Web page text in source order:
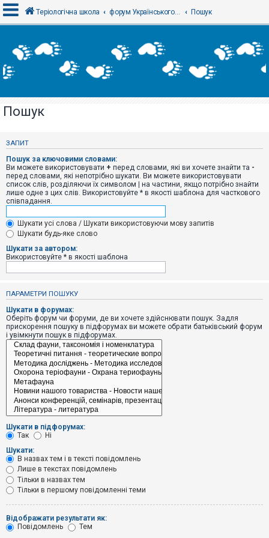
х
і
Р
с
р
а
ц
і
я
Т
е
м
и
б
і
п
о
в
і
д
в
н
т
е
м
и
о
ш
Теріологічна школа форум Українського теріологічного товариства Пошук
Пошук
ЗАПИТ
Пошук за ключовими словами:
Ви можете використовувати + перед словами, які ви хочете знайти та -
перед словами, які непотрібно шукати. Ви можете використовувати
список слів, розділяючи їх символом | на частини, якщо потрібно знайти
лише одне з цих слів. Використовуйте * в якості шаблона для часткового
співпадання.
Шукати усі слова / Шукати використовуючи мову запитів
Шукати будь-яке слово
Шукати за автором:
Використовуйте * в якості шаблона
ПАРАМЕТРИ ПОШУКУ
Шукати в форумах:
Оберіть форум чи форуми, де ви хочете здійснювати пошук. Задля
прискорення пошуку в підфорумах ви можете обрати батьківський форум
і увімкнути пошук в підфорумах.
Шукати в підфорумах:
Так
Ні
Шукати:
В назвах тем і в тексті повідомлень
Лише в текстах повідомлень
Тільки в назвах тем
Тільки в першому повідомленні теми
Відображати результати як:
Повідомлень
Тем